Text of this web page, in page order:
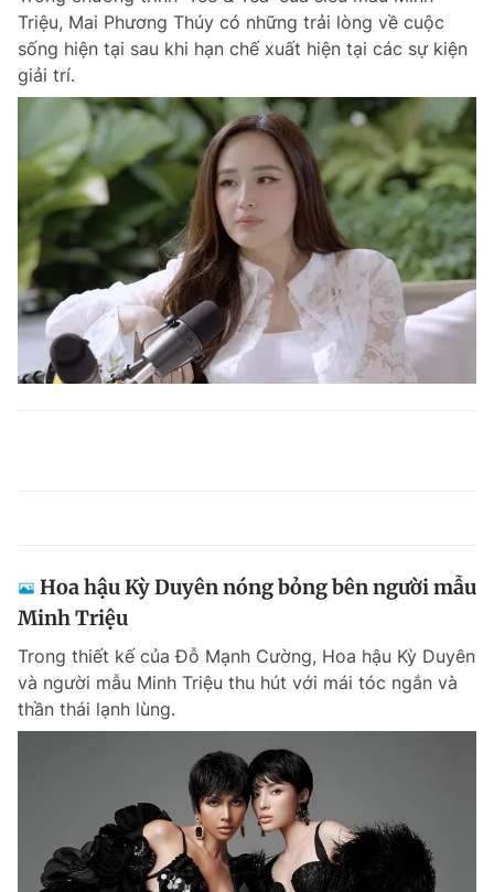
Triệu, Mai Phương Thúy có những trải lòng về cuộc
sống hiện tại sau khi hạn chế xuất hiện tại các sự kiện
giải trí.
Hoa hậu Kỳ Duyên nóng bỏng bên người mẫu
Minh Triệu
Trong thiết kế của Đỗ Mạnh Cường, Hoa hậu Kỳ Duyên
và người mẫu Minh Triệu thu hút với mái tóc ngắn và
thần thái lạnh lùng.